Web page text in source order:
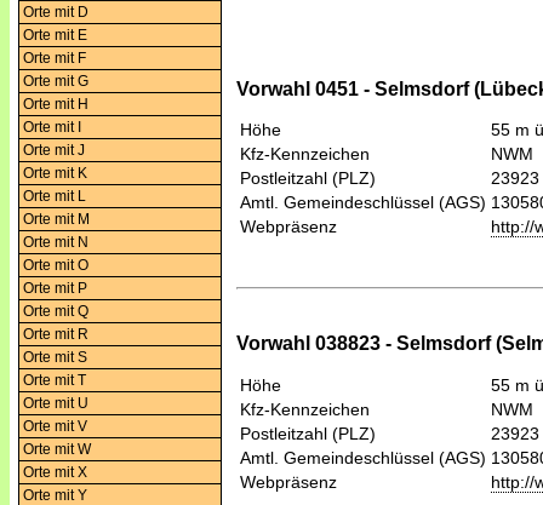
Orte mit D
Orte mit E
Orte mit F
Orte mit G
Orte mit H
Orte mit I
Orte mit J
Orte mit K
Orte mit L
Orte mit M
Orte mit N
Orte mit O
Orte mit P
Orte mit Q
Orte mit R
Orte mit S
Orte mit T
Orte mit U
Orte mit V
Orte mit W
Orte mit X
Orte mit Y
Vorwahl 0451 - Selmsdorf
Höhe
55 m
Kfz-Kennzeichen
NWM
Postleitzahl (PLZ)
23923
Amtl. Gemeindeschlüssel (AGS)
Webpräsenz
http://
Vorwahl 038823 - Selmsdorf
Höhe
55 m
Kfz-Kennzeichen
NWM
Postleitzahl (PLZ)
23923
Amtl. Gemeindeschlüssel (AGS)
Webpräsenz
http://